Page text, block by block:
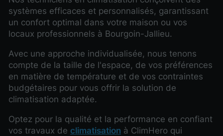
systèmes efficaces et personnalisés, garantissant
un confort optimal dans votre maison ou vos
locaux professionnels à Bourgoin-Jallieu.
Avec une approche individualisée, nous tenons
compte de la taille de l'espace, de vos préférences
en matière de température et de vos contraintes
budgétaires pour vous offrir la solution de
climatisation adaptée.
Optez pour la qualité et la performance en confiant
vos travaux de climatisation à ClimHero qui